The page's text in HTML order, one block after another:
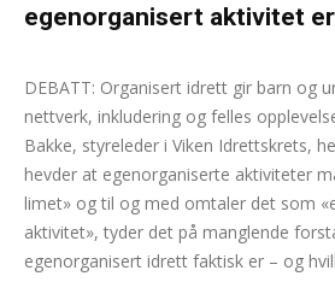
egenorganisert aktivitet
Lisa Mari Watson - 5. februar 2025
DEBATT: Organisert idrett gir barn og
nettverk, inkludering og felles
Bakke, styreleder i Viken Idrettskrets,
hevder at egenorganiserte aktiviteter
limet» og til og med omtaler det som
aktivitet», tyder det på manglende
egenorganisert idrett faktisk er – og